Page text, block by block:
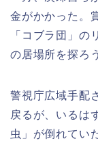
金がかかった。
「コブラ団」の
の居場所を探ろ
警視庁広域手配
戻るが、いるは
虫」が倒れてい